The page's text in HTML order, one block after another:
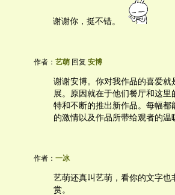
谢谢你，挺不错。
作者： 艺萌 回复 安博
谢谢安博。你对我作品的喜爱
展。原因就在于他们餐厅和这
特和不断的推出新作品。每幅
的激情以及作品所带给观者的温
作者： 一冰
艺萌还真叫艺萌，看你的文字
赏。